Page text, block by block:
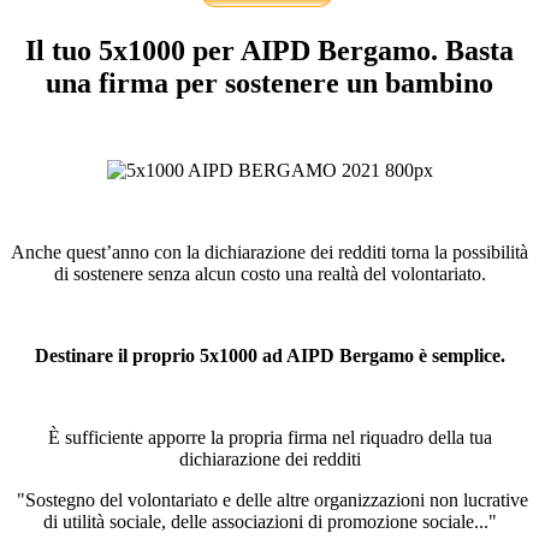
Il tuo 5x1000 per AIPD Bergamo. Basta
una firma per sostenere un bambino
Anche quest’anno con la dichiarazione dei redditi torna la possibilità
di sostenere senza alcun costo una realtà del volontariato.
Destinare il proprio 5x1000 ad AIPD Bergamo è semplice.
È sufficiente apporre la propria firma nel riquadro della tua
dichiarazione dei redditi
"Sostegno del volontariato e delle altre organizzazioni non lucrative
di utilità sociale, delle associazioni di promozione sociale..."